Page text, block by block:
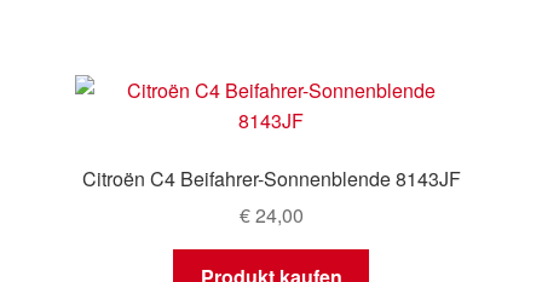
Citroën C4 Beifahrer-Sonnenblende 8143JF
€24,00